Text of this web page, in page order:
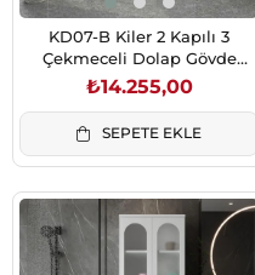
KD07-B Kiler 2 Kapılı 3
Çekmeceli Dolap Gövde
Beyaz / Kapaklar
Beyaz(1830*862*469)
₺14.255,00
SEPETE EKLE